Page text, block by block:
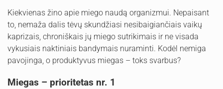
Kiekvienas žino apie miego naudą organizmui. Nepaisant
to, nemaža dalis tėvų skundžiasi nesibaigiančiais vaikų
kaprizais, chroniškais jų miego sutrikimais ir ne visada
vykusiais naktiniais bandymais nuraminti. Kodėl nemiga
pavojinga, o produktyvus miegas – toks svarbus?
Miegas – prioritetas nr. 1